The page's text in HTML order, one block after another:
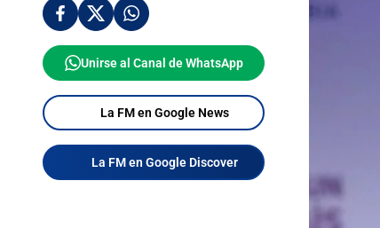
Unirse al Canal de WhatsApp
La FM en Google News
La FM en Google Discover